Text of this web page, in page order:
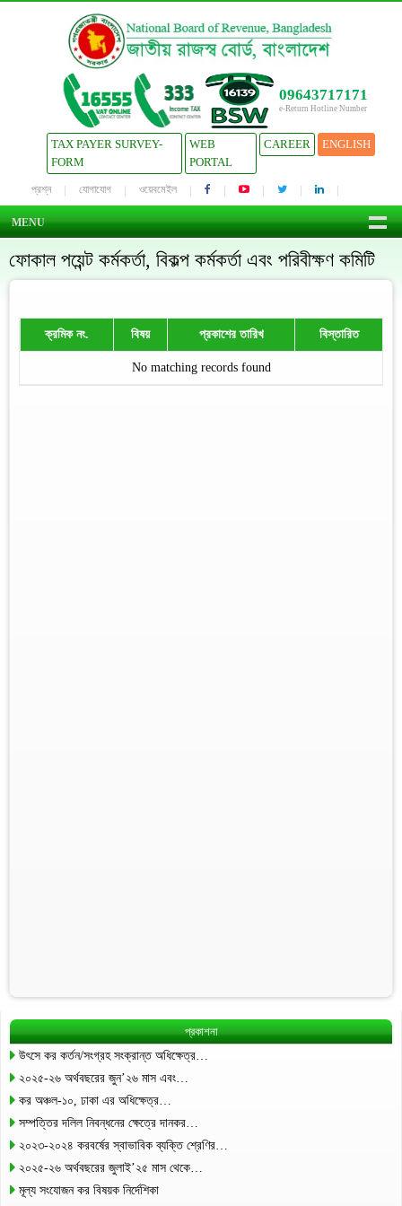
09643717171
e-Return Hotline Number
TAX PAYER SURVEY-
FORM
WEB
PORTAL
CAREER ENGLISH
প্রশ্ন যোগাযোগ ওয়েবমেইল
MENU
ফোকাল পয়েন্ট কর্মকর্তা, বিকল্প কর্মকর্তা এবং পরিবীক্ষণ কমিটি
ক্রমিক নং. বিষয় প্রকাশের তারিখ বিস্তারিত
No matching records found
প্রকাশনা
উৎসে কর কর্তন/সংগ্রহ সংক্রান্ত অধিক্ষেত্র…
২০২৫-২৬ অর্থবছরের জুন’২৬ মাস এবং…
কর অঞ্চল-১০, ঢাকা এর অধিক্ষেত্র…
সম্পত্তির দলিল নিবন্ধনের ক্ষেত্রে দানকর…
২০২৩-২০২৪ করবর্ষের স্বাভাবিক ব্যক্তি শ্রেণির…
২০২৫-২৬ অর্থবছরের জুলাই’২৫ মাস থেকে…
মূল্য সংযোজন কর বিষয়ক নির্দেশিকা